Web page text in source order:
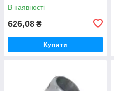
В наявності
626,08 ₴
Купити